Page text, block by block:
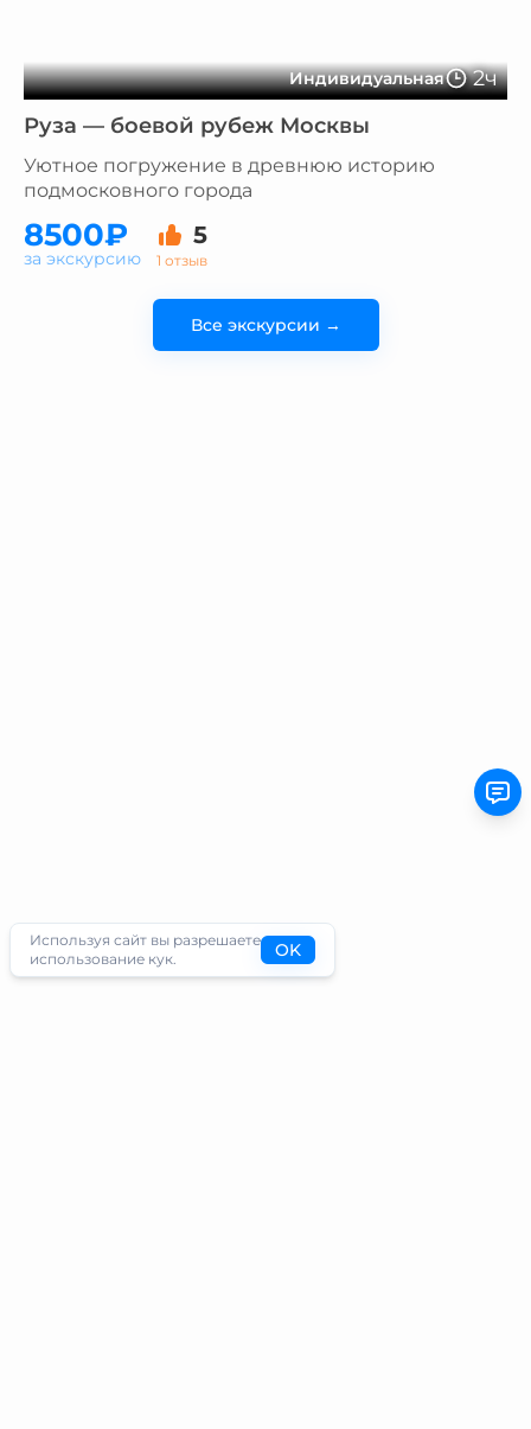
Индивидуальная 2ч
Руза — боевой рубеж Москвы
Уютное погружение в древнюю историю
подмосковного города
8500₽ 5
1 отзыв
за экскурсию
Все экскурсии →
Используя сайт вы разрешаете
использование кук.
OK